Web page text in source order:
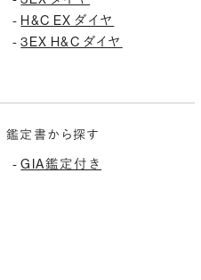
- H&C EX ダイヤ
-3EX H&C ダイヤ
鑑定書から探す
-GIA鑑定付き